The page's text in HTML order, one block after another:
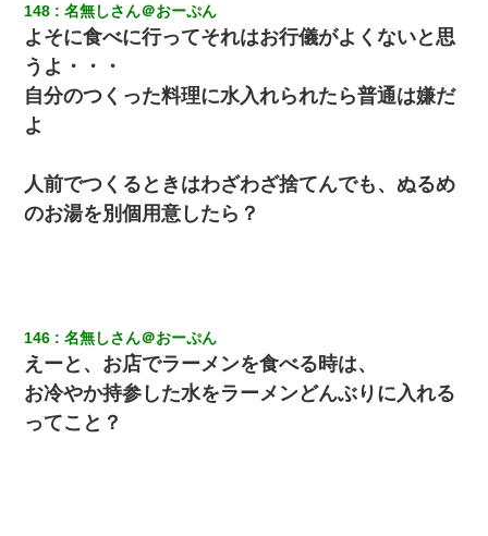
私が遺産を相続。→それを知った義両親が「旅行代金を出せ！」
「リフォーム費用を負担しろ！」「金の管理は私達がする！」と
浅ましくも集りにきた。
さっき嫁から、「愛しています」ってメールが届いた。俺も「愛
してます」って送ったら
婚活パーティーでよく会う美女がいた。こんな完璧な容姿を持っ
てしても結婚て難しいんだなぁ…と思ってた
反論をしてみた
朝起きたら嫁がいなかった。俺（嫁も嫁実家も電話に出ない…不
安だ）→ 仕事を早退して帰宅すると、嫁と嫁両親と知らない男が
２人・・・
148 名無しさん＠おーぷん
よそに食べに行ってそれはお行儀がよくないと思
うよ・・・
自分のつくった料理に水入れられたら普通は嫌だ
よ
人前でつくるときはわざわざ捨てんでも、ぬるめ
のお湯を別個用意したら？
146 名無しさん＠おーぷん
えーと、お店でラーメンを食べる時は、
お冷やか持参した水をラーメンどんぶりに入れる
ってこと？